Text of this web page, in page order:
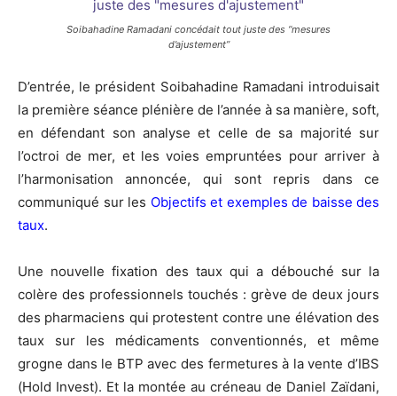
Soibahadine Ramadani concédait tout juste des “mesures
d’ajustement”
D’entrée, le président Soibahadine Ramadani introduisait
la première séance plénière de l’année à sa manière, soft,
en défendant son analyse et celle de sa majorité sur
l’octroi de mer, et les voies empruntées pour arriver à
l’harmonisation annoncée, qui sont repris dans ce
communiqué sur les Objectifs et exemples de baisse des
taux.
Une nouvelle fixation des taux qui a débouché sur la
colère des professionnels touchés : grève de deux jours
des pharmaciens qui protestent contre une élévation des
taux sur les médicaments conventionnés, et même
grogne dans le BTP avec des fermetures à la vente d’IBS
(Hold Invest). Et la montée au créneau de Daniel Zaïdani,